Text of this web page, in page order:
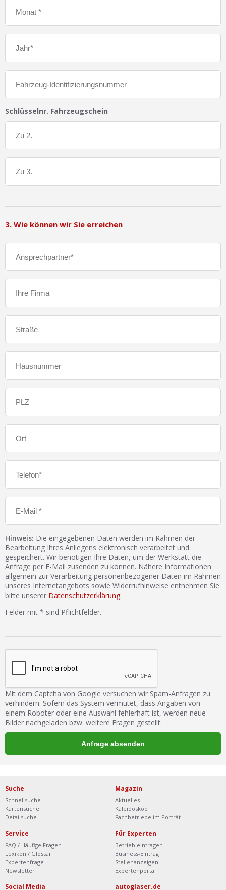
Schlüsselnr. Fahrzeugschein
3. Wie können wir Sie erreichen
Hinweis: Die eingegebenen Daten werden im Rahmen der
Bearbeitung Ihres Anliegens elektronisch verarbeitet und
gespeichert. Wir benötigen Ihre Daten, um der Werkstatt die
Anfrage per E-Mail zusenden zu können. Nähere Informationen
allgemein zur Verarbeitung personenbezogener Daten im Rahmen
unseres Internetangebots sowie Widerrufhinweise entnehmen Sie
bitte unserer Datenschutzerklärung.
Felder mit * sind Pflichtfelder.
Mit dem Captcha von Google versuchen wir Spam-Anfragen zu
verhindern. Sofern das System vermutet, dass Angaben von
einem Roboter oder eine Auswahl fehlerhaft ist, werden neue
Bilder nachgeladen bzw. weitere Fragen gestellt.
Suche
Schnellsuche
Kartensuche
Detailsuche
Magazin
Aktuelles
Kaleidoskop
Fachbetriebe im Porträt
Service
FAQ / Häufige Fragen
Lexikon / Glossar
Expertenfrage
Newsletter
Für Experten
Betrieb eintragen
Business-Eintrag
Stellenanzeigen
Expertenportal
Social Media autoglaser.de